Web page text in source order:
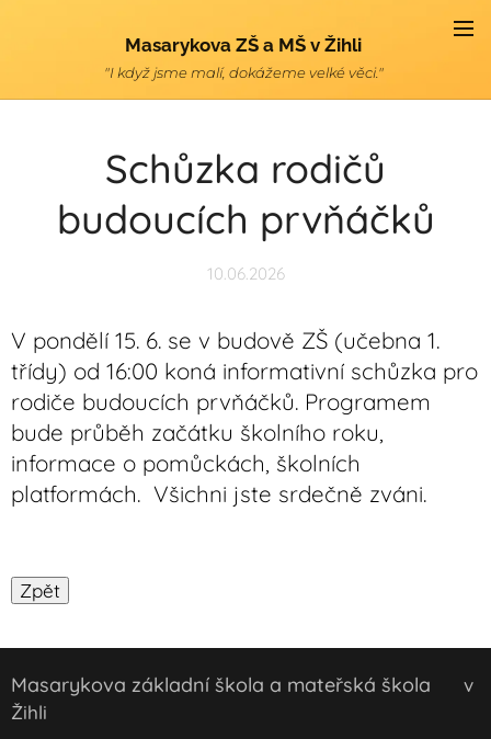
Masarykova ZŠ a MŠ v Žihli
"I když jsme malí, dokážeme velké věci."
Schůzka rodičů
budoucích prvňáčků
10.06.2026
V pondělí 15. 6. se v budově ZŠ (učebna 1.
třídy) od 16:00 koná informativní schůzka pro
rodiče budoucích prvňáčků. Programem
bude průběh začátku školního roku,
informace o pomůckách, školních
platformách. Všichni jste srdečně zváni.
Masarykova základní škola a mateřská škola v
Žihli